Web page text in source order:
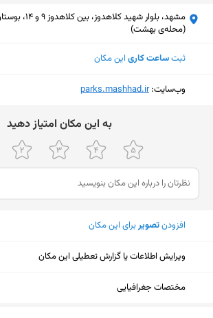
مشهد، بلوار شهید
(محله‌ی بهشت)
ثبتساعت کاری این مکان
وب‌سایت:‎parks.mashhad.ir
ﺑﻪ اﯾﻦ ﻣﮑﺎن اﻣﺘﯿﺎز دﻫﯿﺪ
افزودنتصویربرای این مکان
ویرایش اطلاعات یا گزارش تعطیلی این مکان
مختصات جغرافیایی